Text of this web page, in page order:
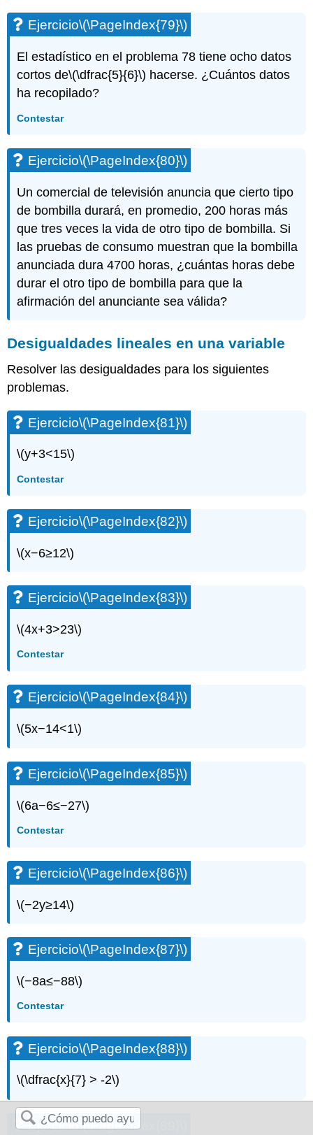
Ejercicio\(\PageIndex{79}\)
El estadístico en el problema 78 tiene ocho datos
cortos de\(\dfrac{5}{6}\) hacerse. ¿Cuántos datos
ha recopilado?
Contestar
Ejercicio\(\PageIndex{80}\)
Un comercial de televisión anuncia que cierto tipo
de bombilla durará, en promedio, 200 horas más
que tres veces la vida de otro tipo de bombilla. Si
las pruebas de consumo muestran que la bombilla
anunciada dura 4700 horas, ¿cuántas horas debe
durar el otro tipo de bombilla para que la
afirmación del anunciante sea válida?
Desigualdades lineales en una variable
Resolver las desigualdades para los siguientes
problemas.
Ejercicio\(\PageIndex{81}\)
\(y+3<15\)
Contestar
Ejercicio\(\PageIndex{82}\)
\(x−6≥12\)
Ejercicio\(\PageIndex{83}\)
\(4x+3>23\)
Contestar
Ejercicio\(\PageIndex{84}\)
\(5x−14<1\)
Ejercicio\(\PageIndex{85}\)
\(6a−6≤−27\)
Contestar
Ejercicio\(\PageIndex{86}\)
\(−2y≥14\)
Ejercicio\(\PageIndex{87}\)
\(−8a≤−88\)
Contestar
Ejercicio\(\PageIndex{88}\)
\(\dfrac{x}{7} > -2\)
Ejercicio\(\PageIndex{89}\)